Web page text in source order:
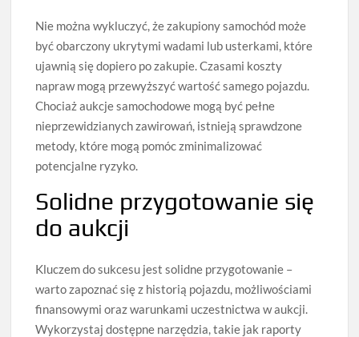
Nie można wykluczyć, że zakupiony samochód może
być obarczony ukrytymi wadami lub usterkami, które
ujawnią się dopiero po zakupie. Czasami koszty
napraw mogą przewyższyć wartość samego pojazdu.
Chociaż aukcje samochodowe mogą być pełne
nieprzewidzianych zawirowań, istnieją sprawdzone
metody, które mogą pomóc zminimalizować
potencjalne ryzyko.
Solidne przygotowanie się
do aukcji
Kluczem do sukcesu jest solidne przygotowanie –
warto zapoznać się z historią pojazdu, możliwościami
finansowymi oraz warunkami uczestnictwa w aukcji.
Wykorzystaj dostępne narzędzia, takie jak raporty